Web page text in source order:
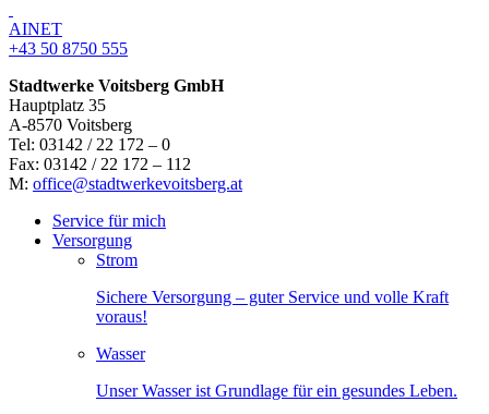
AINET
+43 50 8750 555
Stadtwerke Voitsberg GmbH
Hauptplatz 35
A-8570 Voitsberg
Tel: 03142 / 22 172 – 0
Fax: 03142 / 22 172 – 112
M: office@stadtwerkevoitsberg.at
Service für mich
Versorgung
Strom
Sichere Versorgung – guter Service und volle Kraft
voraus!
Wasser
Unser Wasser ist Grundlage für ein gesundes Leben.